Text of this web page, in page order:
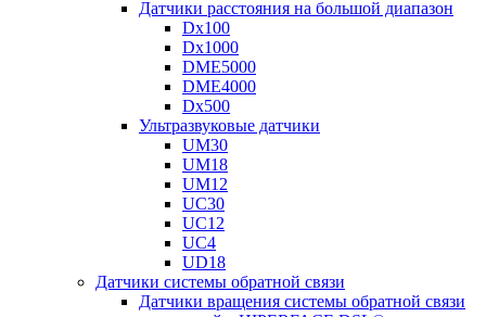
Датчики расстояния на большой диапазон
Dx100
Dx1000
DME5000
DME4000
Dx500
Ультразвуковые датчики
UM30
UM18
UM12
UC30
UC12
UC4
UD18
Датчики системы обратной связи
Датчики вращения системы обратной связи